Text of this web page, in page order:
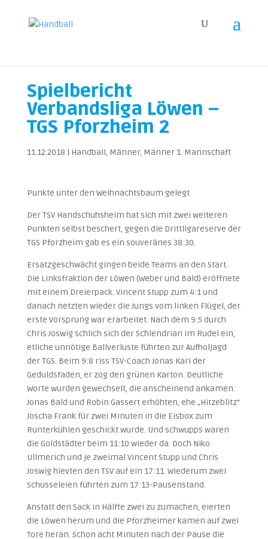
Spielbericht
Verbandsliga Löwen –
TGS Pforzheim 2
11.12.2018 | Handball, Männer, Männer 1. Mannschaft
Punkte unter den Weihnachtsbaum gelegt
Der TSV Handschuhsheim hat sich mit zwei weiteren
Punkten selbst beschert, gegen die Drittligareserve der
TGS Pforzheim gab es ein souveränes 38:30.
Ersatzgeschwächt gingen beide Teams an den Start.
Die Linksfraktion der Löwen (Weber und Bald) eröffnete
mit einem Dreierpack. Vincent Stupp zum 4:1 und
danach netzten wieder die Jungs vom linken Flügel, der
erste Vorsprung war erarbeitet. Nach dem 9:5 durch
Chris Joswig schlich sich der Schlendrian im Rudel ein,
etliche unnötige Ballverluste führten zur Aufholjagd
der TGS. Beim 9:8 riss TSV-Coach Jonas Kari der
Geduldsfaden, er zog den grünen Karton. Deutliche
Worte wurden gewechselt, die anscheinend ankamen.
Jonas Bald und Robin Gassert erhöhten, ehe „Hitzeblitz“
Joscha Frank für zwei Minuten in die Eisbox zum
Runterkühlen geschickt wurde. Und schwupps waren
die Goldstädter beim 11:10 wieder da. Doch Niko
Ullmerich und je zweimal Vincent Stupp und Chris
Joswig hievten den TSV auf ein 17:11. Wiederum zwei
Schusseleien führten zum 17:13-Pausenstand.
Anstatt den Sack in Hälfte zwei zu zumachen, eierten
die Löwen herum und die Pforzheimer kamen auf zwei
Tore heran. Schon acht Minuten nach der Pause die